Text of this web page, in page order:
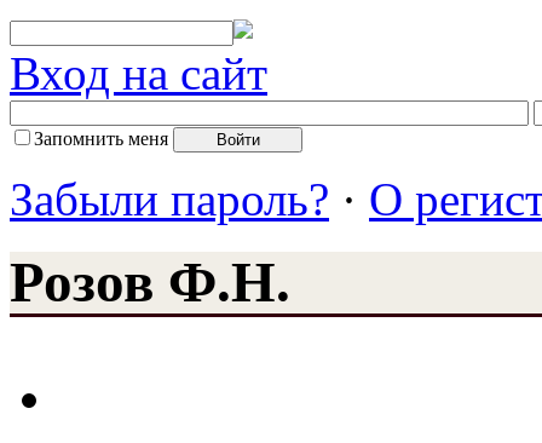
Вход на сайт
Запомнить меня
Забыли пароль? · О
Розов Ф.Н.